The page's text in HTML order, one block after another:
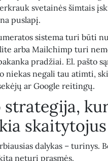
svetainės šimtais
puslapį.
sistema turi būti
arba Mailchimp turi
pradžiai. El. pašto
niekas negali tau atimti,
ar Google reitingų.
skaitytojus
dalykas – turinys.
neturi prasmės.